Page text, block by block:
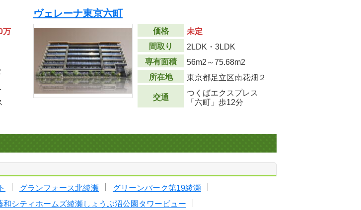
万
ヴェレーナ東京六町
価格
未定
間取り
2LDK・3LDK
専有面積
56m2 ～75.68m2
所在地
東京都足立区南花畑２
交通
つくばエクスプレス
「六町」歩12分
グランフォース北綾瀬
グリーンパーク第19綾瀬
和シティホームズ綾瀬しょうぶ沼公園タワービュー